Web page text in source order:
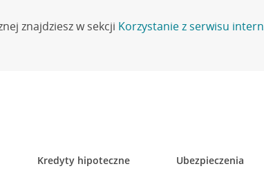
doZarządzaj hasłamii usuń serwisy
autouzupełniania i usuń wrażliwe dane
znajdziesz w sekcji Korzystanie z serwisu
Kredyty hipoteczne Ubezpieczenia